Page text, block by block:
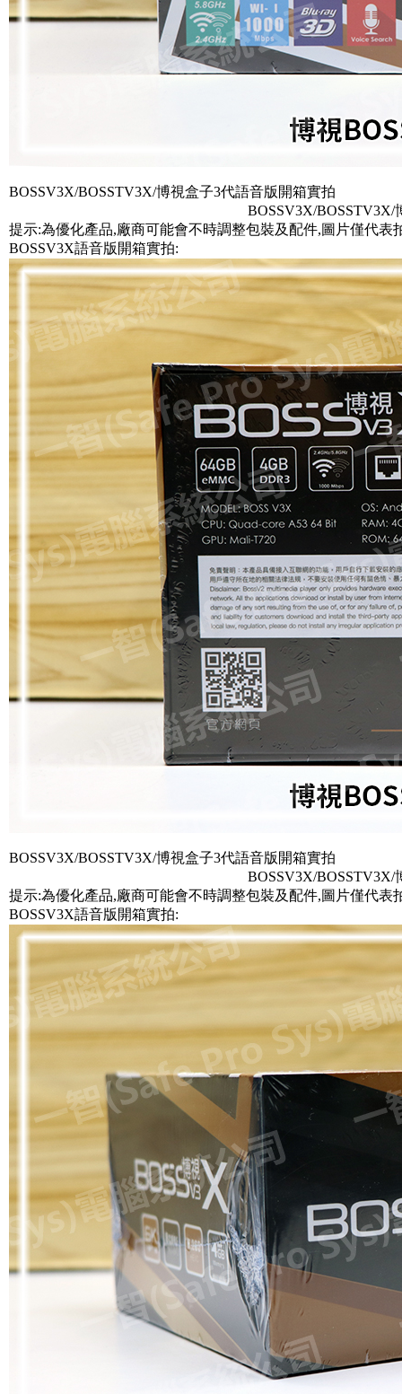
BOSSV3X/BOSSTV3X/博視盒子3代語音版開箱實拍
BOSSV3X/BOSSTV3X/
提示:為優化產品,廠商可能會不時調整包裝及配件,圖片僅代表
BOSSV3X語音版開箱實拍:
BOSSV3X/BOSSTV3X/博視盒子3代語音版開箱實拍
BOSSV3X/BOSSTV3X/
提示:為優化產品,廠商可能會不時調整包裝及配件,圖片僅代表
BOSSV3X語音版開箱實拍: